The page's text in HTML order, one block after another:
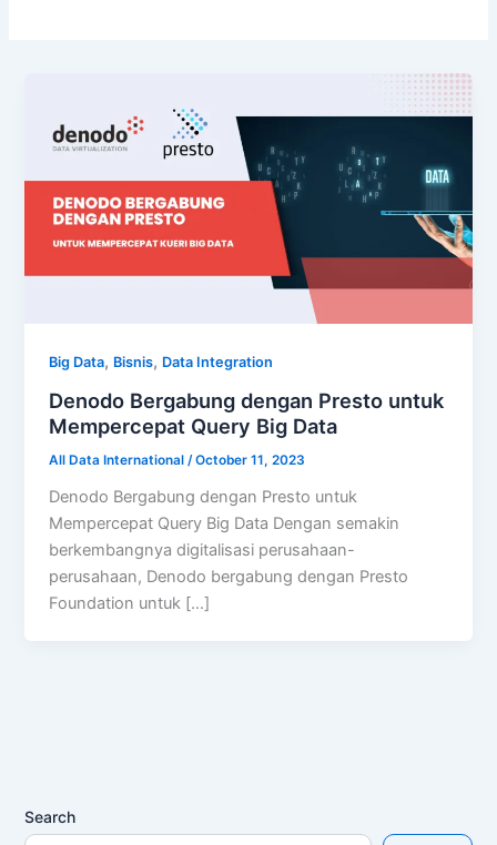
Big Data, Bisnis, Data Integration
Denodo Bergabung dengan Presto untuk
Mempercepat Query Big Data
All Data International /October 11, 2023
Denodo Bergabung dengan Presto untuk
Mempercepat Query Big Data Dengan semakin
berkembangnya digitalisasi perusahaan-
perusahaan, Denodo bergabung dengan Presto
Foundation untuk […]
Search